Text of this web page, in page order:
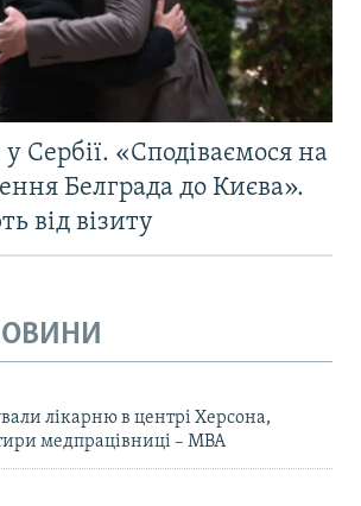
Сербії. «Сподіваємося на
Белграда до Києва».
від візиту
лікарню в центрі Херсона,
медпрацівниці – МВА